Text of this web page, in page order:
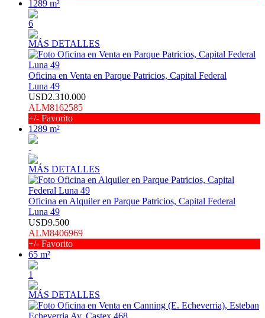
1289 m²
6
MÁS DETALLES
Oficina en Venta en Parque Patricios, Capital Federal
Luna 49
USD2.310.000
ALM8162585
+/- Favorito
1289 m²
-
MÁS DETALLES
Oficina en Alquiler en Parque Patricios, Capital Federal
Luna 49
USD9.500
ALM8406969
+/- Favorito
65 m²
1
MÁS DETALLES